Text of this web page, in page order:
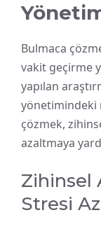
Bulmaca
vakit geçirme
yapılan
yönetimindeki
çözmek,
azaltmaya
Zihinsel
Stresi